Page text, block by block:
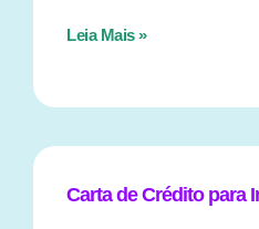
Leia Mais »
Carta de Crédito para